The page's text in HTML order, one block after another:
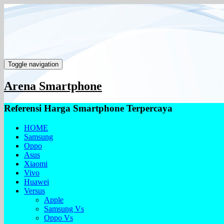
Toggle navigation
Arena Smartphone
Referensi Harga Smartphone Terpercaya
HOME
Samsung
Oppo
Asus
Xiaomi
Vivo
Huawei
Versus
Apple
Samsung Vs
Oppo Vs